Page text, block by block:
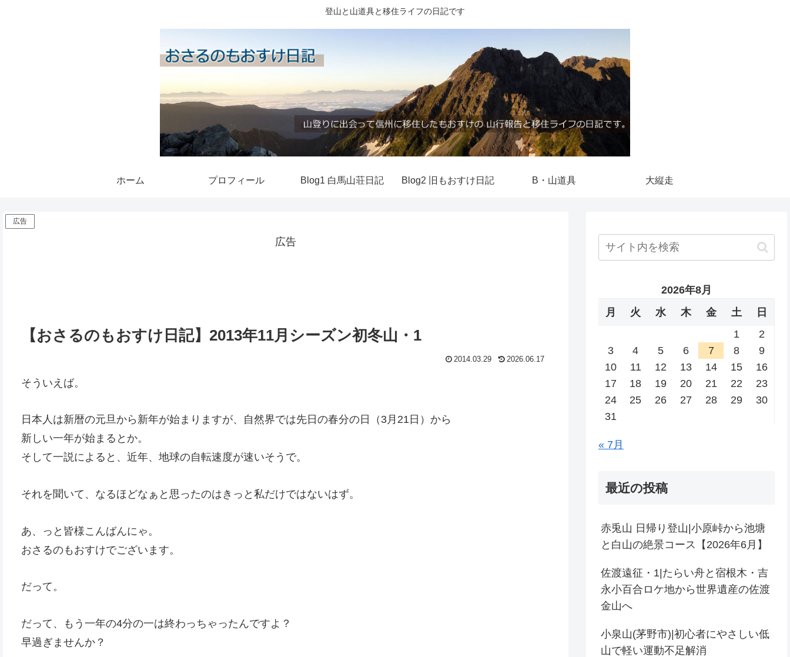
登山と山道具と移住ライフの日記です
ホーム プロフィール Blog1 白馬山荘日記 Blog2 旧もおすけ日記 B・山道具 大縦走
広告
広告
【おさるのもおすけ日記】2013年11月シーズン初冬山・1
2014.03.29 2026.06.17
そういえば。
日本人は新暦の元旦から新年が始まりますが、自然界では先日の春分の日（3月21日）から
新しい一年が始まるとか。
そして一説によると、近年、地球の自転速度が速いそうで。
それを聞いて、なるほどなぁと思ったのはきっと私だけではないはず。
あ、っと皆様こんばんにゃ。
おさるのもおすけでございます。
だって。
だって、もう一年の4分の一は終わっちゃったんですよ？
早過ぎませんか？
2026年8月
月
火 水 木 金 土
日
1
2
3
4 5 6 7 8
9
10
11 12 13 14 15
16
17
18 19 20 21 22
23
24
25 26 27 28 29
30
31
« 7月
最近の投稿
赤兎山 日帰り登山|小原峠から池塘
と白山の絶景コース【2026年6月】
佐渡遠征・1|たらい舟と宿根木・吉
永小百合ロケ地から世界遺産の佐渡
金山へ
小泉山(茅野市)|初心者にやさしい低
山で軽い運動不足解消